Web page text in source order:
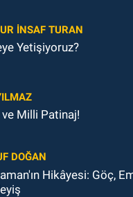
İNSAF TURAN
Yetişiyoruz?
ve Milli Patinaj!
DOĞAN
Hikâyesi: Göç,